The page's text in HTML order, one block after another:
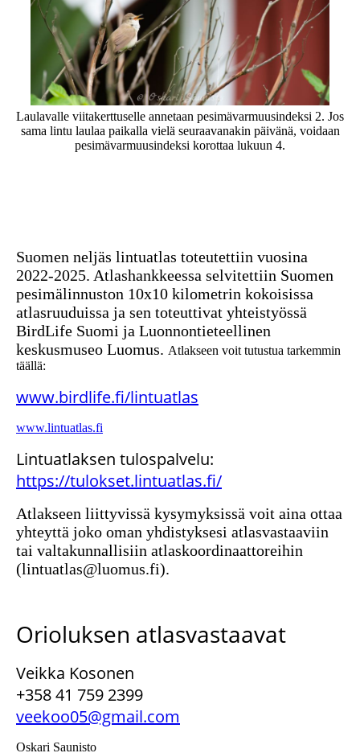
Laulavalle viitakerttuselle annetaan pesimävarmuusindeksi 2. Jos
sama lintu laulaa paikalla vielä seuraavanakin päivänä, voidaan
pesimävarmuusindeksi korottaa lukuun 4.
Suomen neljäs lintuatlas toteutettiin vuosina
2022-2025. Atlashankkeessa selvitettiin Suomen
pesimälinnuston 10x10 kilometrin kokoisissa
atlasruuduissa ja sen toteuttivat yhteistyössä
BirdLife Suomi ja Luonnontieteellinen
keskusmuseo Luomus. Atlakseen voit tutustua tarkemmin
täällä:
www.birdlife.fi/lintuatlas
www.lintuatlas.fi
Lintuatlaksen tulospalvelu:
https://tulokset.lintuatlas.fi/
Atlakseen liittyvissä kysymyksissä voit aina ottaa
yhteyttä joko oman yhdistyksesi atlasvastaaviin
tai valtakunnallisiin atlaskoordinaattoreihin
(lintuatlas@luomus.fi).
Orioluksen atlasvastaavat
Veikka Kosonen
+358 41 759 2399
veekoo05@gmail.com
Oskari Saunisto